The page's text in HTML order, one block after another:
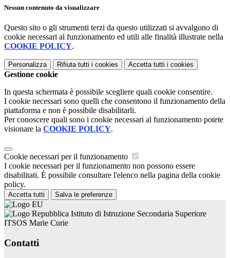
Nessun contenuto da visualizzare
Questo sito o gli strumenti terzi da questo utilizzati si avvalgono di
cookie necessari al funzionamento ed utili alle finalità illustrate nella
COOKIE POLICY.
Personalizza Rifiuta tutti i cookies Accetta tutti i cookies
Gestione cookie
In questa schermata è possibile scegliere quali cookie consentire.
I cookie necessari sono quelli che consentono il funzionamento della
piattaforma e non è possibile disabilitarli.
Per conoscere quali sono i cookie necessari al funzionamento potete
visionare la COOKIE POLICY.
Cookie necessari per il funzionamento
I cookie necessari per il funzionamento non possono essere
disabilitati. È possibile consultare l'elenco nella pagina della cookie
policy.
Accetta tutti Salva le preferenze
Istituto di Istruzione Secondaria Superiore
ITSOS Marie Curie
Contatti